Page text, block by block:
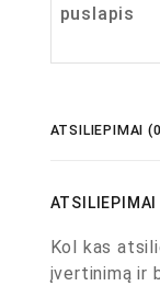
puslapis
ATSILIEPIMAI
ATSILIEPIMAI
Kol kas
įvertinimą ir